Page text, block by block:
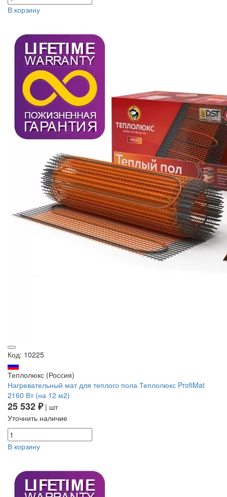
В корзину
Код: 10225
Теплолюкс (Россия)
Нагревательный мат для теплого пола Теплолюкс ProfiMat
2160 Вт (на 12 м2)
25 532 ₽| шт
Уточнить наличие
В корзину